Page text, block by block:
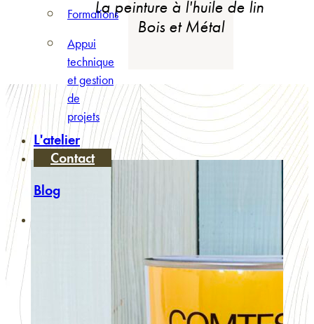
Formations
Appui
technique
et gestion
de
projets
L'atelier
Contact
Blog
La peinture à l'huile de lin
Bois et Métal